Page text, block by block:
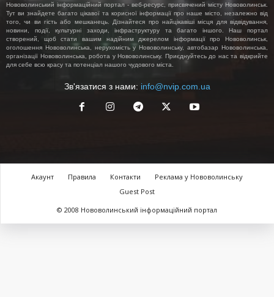
Нововолинський інформаційний портал - веб-ресурс, присвячений місту Нововолинськ.
Тут ви знайдете багато цікавої та корисної інформації про наше місто, незалежно від
того, чи ви гість або мешканець. Дізнайтеся про найцікавіші місця для відвідування,
новини, події, культурні заходи, інфраструктуру та багато іншого. Наш портал
створений, щоб стати вашим надійним джерелом інформації про Нововолинськ,
оголошення Нововолинська, нерухомість у Нововолинську, автобазар Нововолинська,
організації Нововолинська, робота у Нововолинську. Приєднуйтесь до нас та відкрийте
для себе всю красу та потенціал нашого чудового міста.
Зв'язатися з нами: info@nvip.com.ua
Акаунт Правила Контакти
Реклама у Нововолинську
Guest Post
© 2008 Нововолинський інформаційний портал